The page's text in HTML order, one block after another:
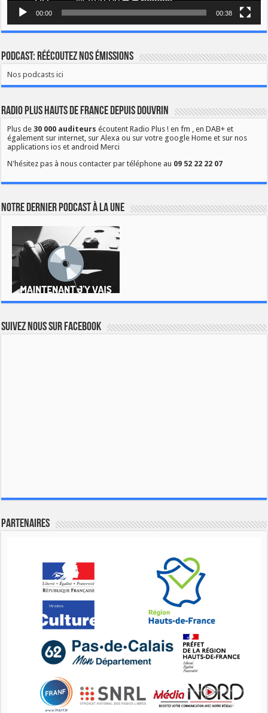
00:00 00:38
Podcast: Réécoutez nos émissions
Nos podcasts ici
Radio Plus Hauts de France depuis Douvrin
Plus de30 000 auditeurs écoutent Radio Plus ! en fm , en DAB+ et
également sur internet, sur Alexa ou sur votre google Home et sur nos
applications ios et android Merci
N'hésitez pas à nous contacter par téléphone au 09 52 22 22 07
Notre dernier podcast à la une
Suivez nous sur Facebook
Partenaires